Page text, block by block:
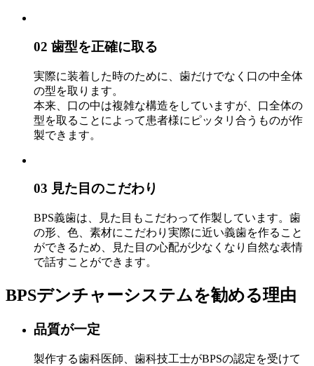
02 歯型を正確に取る
実際に装着した時のために、歯だけでなく口の中全体
の型を取ります。
本来、口の中は複雑な構造をしていますが、口全体の
型を取ることによって患者様にピッタリ合うものが作
製できます。
03 見た目のこだわり
BPS義歯は、見た目もこだわって作製しています。歯
の形、色、素材にこだわり実際に近い義歯を作ること
ができるため、見た目の心配が少なくなり自然な表情
で話すことができます。
BPSデンチャーシステムを勧める理由
品質が一定
製作する歯科医師、歯科技工士がBPSの認定を受けて